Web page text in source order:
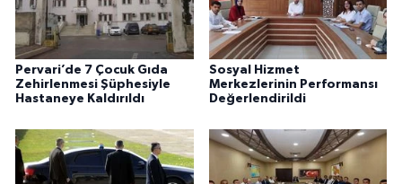
Pervari’de 7 Çocuk Gıda
Zehirlenmesi Şüphesiyle
Hastaneye Kaldırıldı
Sosyal Hizmet
Merkezlerinin Performansı
Değerlendirildi